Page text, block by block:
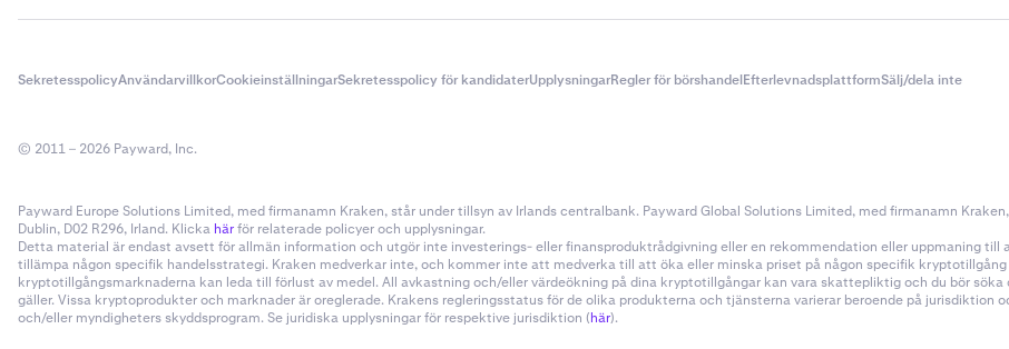
SekretesspolicyAnvändarvillkorCookieinställningarSekretesspolicy för kandidaterUpplysningarRegler för börshandelEfterlevnadsplattformSälj/dela inte
© 2011 – 2026 Payward, Inc.
Payward Europe Solutions Limited, med firmanamn Kraken, står under tillsyn av Irlands centralbank. Payward Global Solutions Limited, med firmanamn
Dublin, D02 R296, Irland. Klicka härför relaterade policyer och upplysningar.
Detta material är endast avsett för allmän information och utgör inte investerings- eller finansproduktrådgivning eller en rekommendation eller uppmaning
tillämpa någon specifik handelsstrategi. Kraken medverkar inte, och kommer inte att medverka till att öka eller minska priset på någon specifik
kryptotillgångsmarknaderna kan leda till förlust av medel. All avkastning och/eller värdeökning på dina kryptotillgångar kan vara skattepliktig och du bör
gäller. Vissa kryptoprodukter och marknader är oreglerade. Krakens regleringsstatus för de olika produkterna och tjänsterna varierar beroende på
och/eller myndigheters skyddsprogram. Se juridiska upplysningar för respektive jurisdiktion (här).